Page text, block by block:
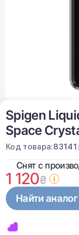
Spigen
Space
Код товара:83141
Снят с
1 120₴
Найти аналог